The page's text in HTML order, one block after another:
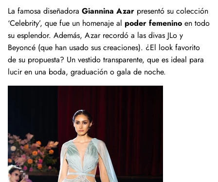
La famosa diseñadora Giannina Azar presentó su colección
‘Celebrity’, que fue un homenaje al poder femenino en todo
su esplendor. Además, Azar recordó a las divas JLo y
Beyoncé (que han usado sus creaciones). ¿El look favorito
de su propuesta? Un vestido transparente, que es ideal para
lucir en una boda, graduación o gala de noche.